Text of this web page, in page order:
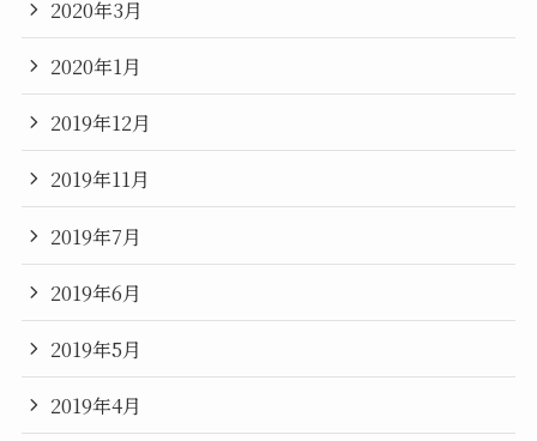
2020年3月
2020年1月
2019年12月
2019年11月
2019年7月
2019年6月
2019年5月
2019年4月